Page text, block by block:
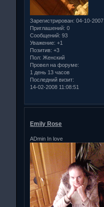
Зарегистрирован: 04-10-2007
Приглашений: 0
Сообщений: 93
Уважение: +1
Позитив: +3
Пол: Женский
Провел на форуме:
1 день 13 часов
Последний визит:
14-02-2008 11:08:51
Emily Rose
ADmin In love